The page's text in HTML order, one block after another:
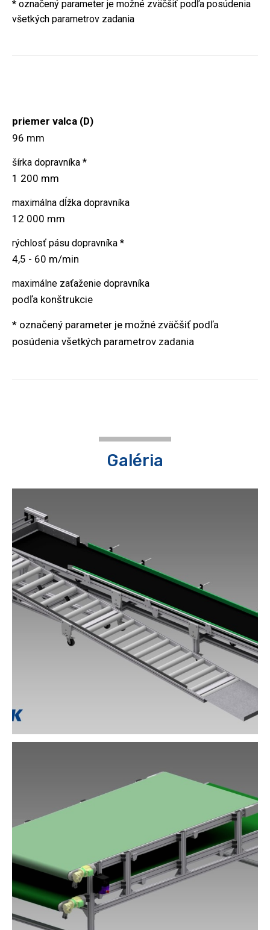
* označený parameter je možné zväčšiť podľa posúdenia
všetkých parametrov zadania
priemer valca (D)
96 mm
šírka dopravníka *
1 200 mm
maximálna dĺžka dopravníka
12 000 mm
rýchlosť pásu dopravníka *
4,5 - 60 m/min
maximálne zaťaženie dopravníka
podľa konštrukcie
* označený parameter je možné zväčšiť podľa
posúdenia všetkých parametrov zadania
Galéria